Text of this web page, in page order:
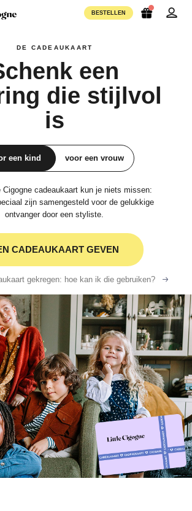
BESTELLEN
DE CADEAUKAART
een
die stijlvol
is
een kind voor een vrouw
Cigogne cadeaukaart kun je niets missen:
zijn samengesteld voor de gelukkige
ontvanger door een styliste.
CADEAUKAART GEVEN
gekregen: hoe kan ik die gebruiken?